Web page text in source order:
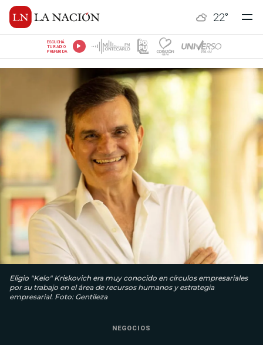
22°
ESCUCHÁ
TU RADIO
PREFERIDA
Eligio "Kelo" Kriskovich era muy conocido en círculos empresariales
por su trabajo en el área de recursos humanos y estrategia
empresarial. Foto: Gentileza
NEGOCIOS